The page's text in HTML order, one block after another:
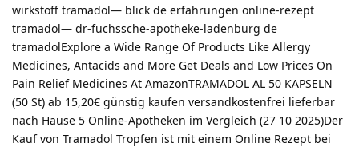
wirkstoff tramadol— blick de erfahrungen online-rezept
tramadol— dr-fuchssche-apotheke-ladenburg de
tramadolExplore a Wide Range Of Products Like Allergy
Medicines, Antacids and More Get Deals and Low Prices On
Pain Relief Medicines At AmazonTRAMADOL AL 50 KAPSELN
(50 St) ab 15,20€ günstig kaufen versandkostenfrei lieferbar
nach Hause 5 Online-Apotheken im Vergleich (27 10 2025)Der
Kauf von Tramadol Tropfen ist mit einem Online Rezept bei